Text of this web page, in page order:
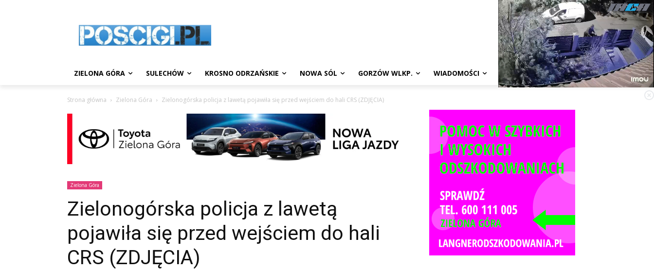
ZIELONA GÓRA SULECHÓW KROSNO ODRZAŃSKIE NOWA SÓL GORZÓW WLKP. WIADOMOŚCI
Strona główna Zielona Góra Zielonogórska policja z lawetą pojawiła się przed wejściem do hali CRS (ZDJĘCIA)
Zielona Góra
Zielonogórska policja z lawetą
pojawiła się przed wejściem do hali
CRS (ZDJĘCIA)